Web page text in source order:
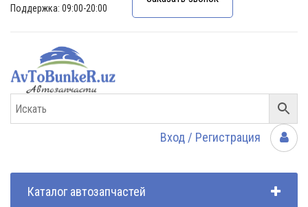
Поддержка: 09:00-20:00
Вход / Регистрация
Каталог автозапчастей